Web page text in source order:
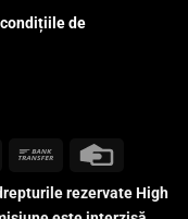
de
Cash
Bank
rezervate High